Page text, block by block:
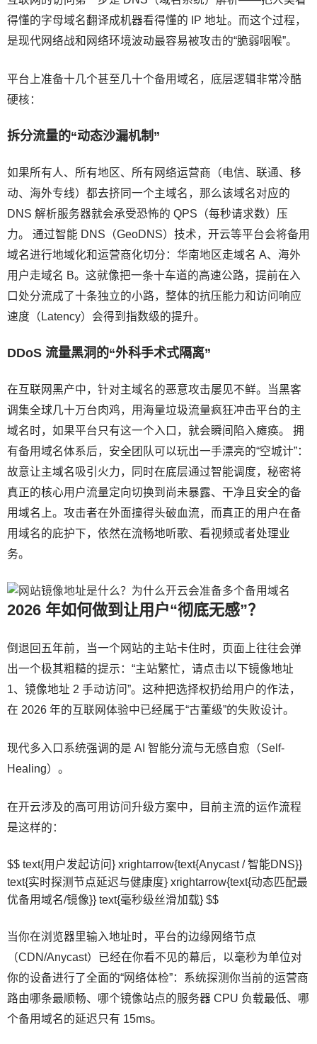
得懂的字母域名翻译成机器看得懂的 IP 地址。而这个过程，
是现代网络战和网络环境波动最容易被攻击的“脆弱咽喉”。
平台上准备十几个甚至几十个备用域名，底层逻辑非常冷酷
硬核：
拆分流量的“动态沙漏机制”
如果所有人、所有地区、所有网络运营商（电信、联通、移
动、海外专线）都去挤同一个主域名，那么该域名对应的
DNS 解析服务器就会承受恐怖的 QPS（每秒请求数）压
力。 通过智能 DNS（GeoDNS）技术，开云等平台会将备用
域名进行地域化和运营商化切分：华南地区走域名 A、海外
用户走域名 B。这就像把一条十车道的高速公路，提前在入
口处分流成了十条独立的小路，整体的抗压能力和访问响应
速度（Latency）会得到指数级的提升。
DDoS 流量黑洞的“外科手术式隔离”
在互联网黑产中，针对主域名的恶意攻击屡见不鲜。当黑客
调集全球几十万台肉鸡，用海量垃圾流量疯狂冲击平台的主
域名时，如果平台只有这一个入口，就会瞬间陷入瘫痪。 拥
有备用域名体系后，安全团队可以玩出一手漂亮的“空城计”：
故意让主域名吸引火力，同时在底层通过智能调度，秘密将
真正的核心用户流量定向切换到尚未暴露、干净且安全的备
用域名上。攻击者在外面撞得头破血流，而真正的用户在备
用域名的庇护下，依然在流畅地听歌、看视频或者处理业
务。
2026 年如何做到让用户“彻底无感”？
倒退回五年前，当一个网站的主站卡住时，页面上往往会弹
出一个极其粗糙的提示：“主站繁忙，请点击以下镜像地址
1、镜像地址 2 手动访问”。这种把选择权扔给用户的作法，
在 2026 年的互联网体验中已经属于“古董级”的失败设计。
现代多入口系统强调的是 AI 智能分流与无感自愈（Self-
Healing）。
在开云涉及的高可用访问升级方案中，目前主流的运作流程
是这样的：
$$ text{用户发起访问} xrightarrow{text{Anycast / 智能DNS}}
text{实时探测节点延迟与健康度} xrightarrow{text{动态匹配最
优备用域名/镜像}} text{毫秒级丝滑加载} $$
当你在浏览器里输入地址时，平台的边缘网络节点
（CDN/Anycast）已经在你看不见的幕后，以毫秒为单位对
你的设备进行了全面的“网络体检”：系统探测你当前的运营商
路由哪条最顺畅、哪个镜像站点的服务器 CPU 负载最低、哪
个备用域名的延迟只有 15ms。